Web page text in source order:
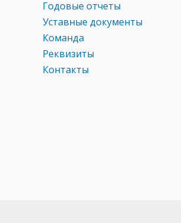
Годовые отчеты
Уставные документы
Команда
Реквизиты
Контакты